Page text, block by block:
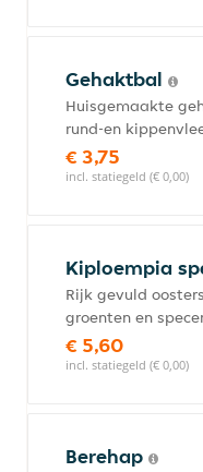
Gehaktbal
Huisgemaakte
rund-en
€ 3,75
incl. statiegeld (€ 0,00)
Kiploempia
Rijk gevuld
groenten en
€ 5,60
incl. statiegeld (€ 0,00)
Berehap